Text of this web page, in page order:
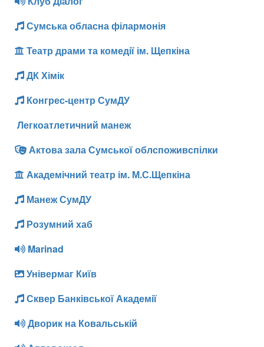
Сумська обласна філармонія
Театр драми та комедії ім. Щепкіна
ДК Хімік
Конгрес-центр СумДУ
Легкоатлетичний манеж
Актова зала Сумської облспоживспілки
Академічний театр ім. М.С.Щепкіна
Манеж СумДУ
Розумний хаб
Marinad
Універмаг Київ
Сквер Банківської Академії
Дворик на Ковальській